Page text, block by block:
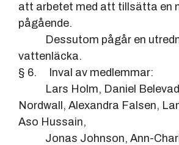
att arbetet med att tillsätta en
pågående.
Dessutom pågår en
vattenläcka.
§ 6. Inval av medlemmar:
Lars Holm, Daniel
Nordwall, Alexandra Falsen,
Aso Hussain,
Jonas Johnson, Ann-